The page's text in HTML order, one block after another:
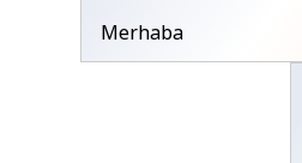
Merhaba